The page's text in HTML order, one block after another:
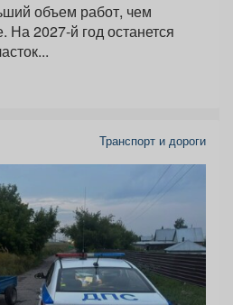
объем работ, чем
На 2027-й год останется
Транспорт и дороги